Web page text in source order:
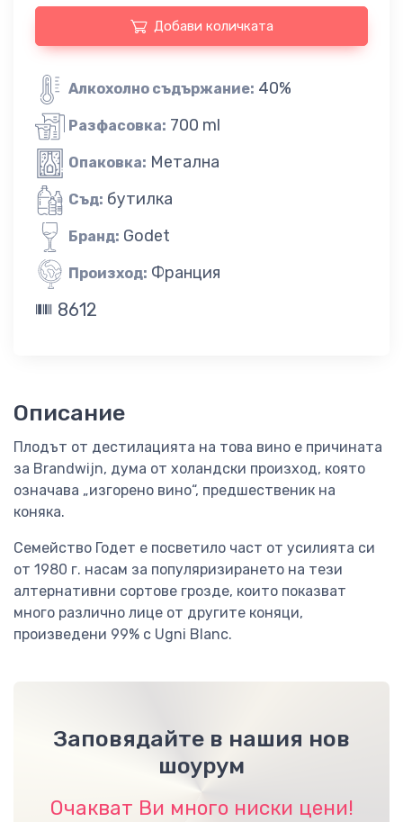
Добави количката
Алкохолно съдържание: 40%
Разфасовка: 700 ml
Опаковка: Метална
Съд: бутилка
Бранд: Godet
Произход: Франция
8612
Описание
Плодът от дестилацията на това вино е причината
за Brandwijn, дума от холандски произход, която
означава „изгорено вино“, предшественик на
коняка.
Семейство Годет е посветило част от усилията си
от 1980 г. насам за популяризирането на тези
алтернативни сортове грозде, които показват
много различно лице от другите коняци,
произведени 99% с Ugni Blanc.
Заповядайте в нашия нов
шоурум
Очакват Ви много ниски цени!